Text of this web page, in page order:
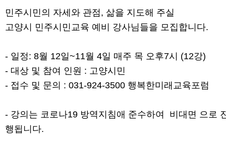
민주시민의 자세와 관점, 삶을 지도해 주실
고양시 민주시민교육 예비 강사님들을 모집합니다.
- 일정: 8월 12일~11월 4일 매주 목 오후7시 (12강)
- 대상 및 참여 인원 : 고양시민
- 접수 및 문의 : 031-924-3500 행복한미래교육포럼
- 강의는 코로나19 방역지침애 준수하여 비대면 으로
행됩니다.